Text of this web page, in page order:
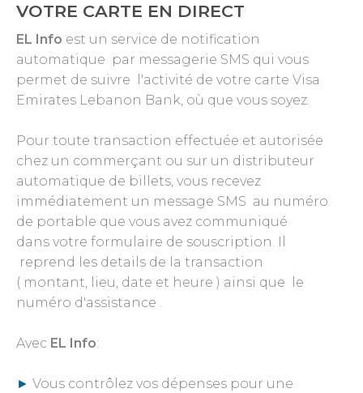
VOTRE CARTE EN DIRECT
EL Info est un service de notification
automatique par messagerie SMS qui vous
permet de suivre l'activité de votre carte Visa
Emirates Lebanon Bank, où que vous soyez.
Pour toute transaction effectuée et autorisée
chez un commerçant ou sur un distributeur
automatique de billets, vous recevez
immédiatement un message SMS au numéro
de portable que vous avez communiqué
dans votre formulaire de souscription. Il
reprend les details de la transaction
( montant, lieu, date et heure ) ainsi que le
numéro d'assistance .
Avec EL Info:
► Vous contrôlez vos dépenses pour une